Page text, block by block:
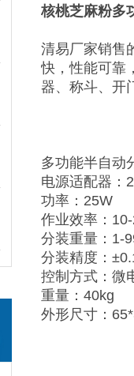
核桃芝麻粉多
清易厂家销售
快，性能可靠
器、称斗、开
多功能半自动
电源适配器：
功率：25W
作业效率：
分装重量：1-
分装精度：
控制方式：微
重量：40kg
外形尺寸：